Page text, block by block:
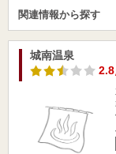
関連情報から探す
城南温泉
2.8